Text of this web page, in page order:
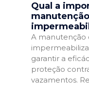
Qual a
A manutenção
garantir a
proteção
vazamentos.